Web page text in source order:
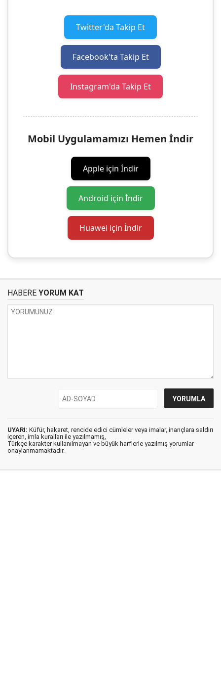
Twitter'da Takip Et
Facebook'ta Takip Et
Instagram'da Takip Et
Mobil Uygulamamızı Hemen İndir
Apple için İndir
Android için İndir
Huawei için İndir
HABERE YORUM KAT
UYARI: Küfür, hakaret, rencide edici cümleler veya imalar, inançlara saldırı
içeren, imla kuralları ile yazılmamış,
Türkçe karakter kullanılmayan ve büyük harflerle yazılmış yorumlar
onaylanmamaktadır.